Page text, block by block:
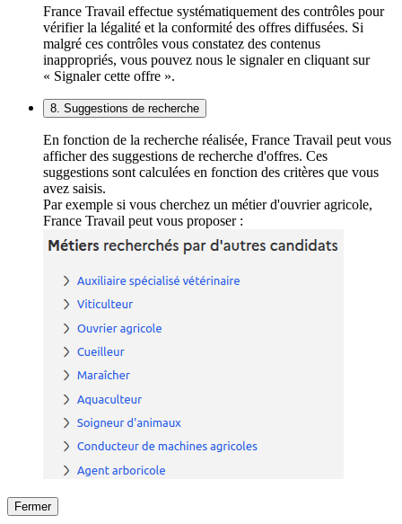
France Travail effectue systématiquement des contrôles pour
vérifier la légalité et la conformité des offres diffusées. Si
malgré ces contrôles vous constatez des contenus
inappropriés, vous pouvez nous le signaler en cliquant sur
« Signaler cette offre ».
8. Suggestions de recherche
En fonction de la recherche réalisée, France Travail peut vous
afficher des suggestions de recherche d'offres. Ces
suggestions sont calculées en fonction des critères que vous
avez saisis.
Par exemple si vous cherchez un métier d'ouvrier agricole,
France Travail peut vous proposer :
Fermer